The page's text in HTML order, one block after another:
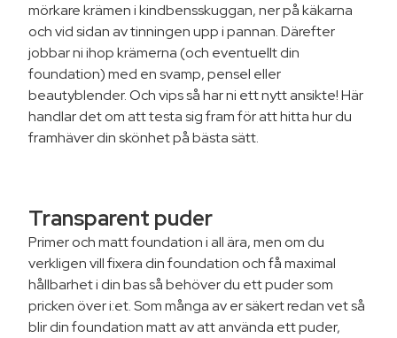
mörkare krämen i kindbensskuggan, ner på käkarna
och vid sidan av tinningen upp i pannan. Därefter
jobbar ni ihop krämerna (och eventuellt din
foundation) med en svamp, pensel eller
beautyblender. Och vips så har ni ett nytt ansikte! Här
handlar det om att testa sig fram för att hitta hur du
framhäver din skönhet på bästa sätt.
Transparent puder
Primer och matt foundation i all ära, men om du
verkligen vill fixera din foundation och få maximal
hållbarhet i din bas så behöver du ett puder som
pricken över i:et. Som många av er säkert redan vet så
blir din foundation matt av att använda ett puder,